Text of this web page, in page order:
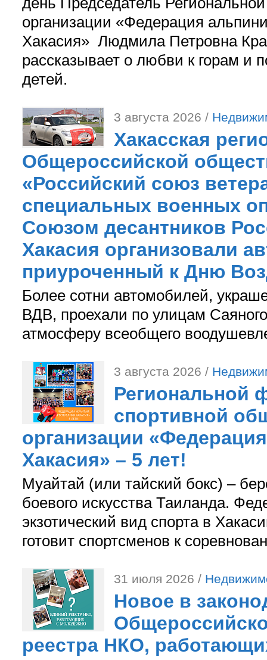
организации «Федерация
Хакасия» Людмила Петровна
рассказывает о любви к горам и
детей.
3 августа 2026 /
Хакасская
Общероссийской
«Российский союз
специальных военных
Союзом десантников
Хакасия организовали
приуроченный к Дню
Более сотни автомобилей,
ВДВ, проехали по улицам
атмосферу всеобщего
3 августа 2026 /
Региональной
спортивной
организации
Хакасия» – 5 лет!
Муайтай (или тайский бокс) –
боевого искусства Таиланда.
экзотический вид спорта в
готовит спортсменов к
31 июля 2026 /
Новое в
реестра НКО,